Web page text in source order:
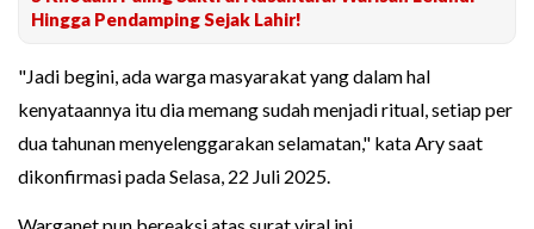
Hingga Pendamping Sejak Lahir!
"Jadi begini, ada warga masyarakat yang dalam hal
kenyataannya itu dia memang sudah menjadi ritual, setiap per
dua tahunan menyelenggarakan selamatan," kata Ary saat
dikonfirmasi pada Selasa, 22 Juli 2025.